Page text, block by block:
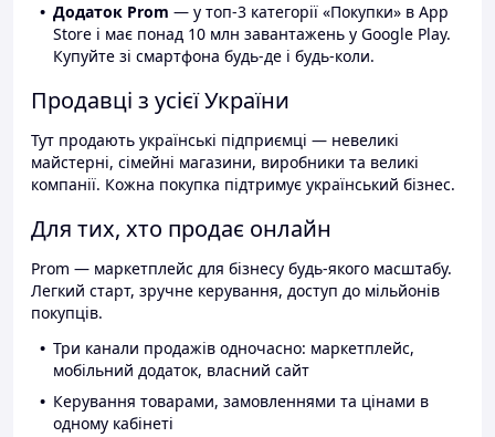
Додаток Prom — у топ-3 категорії «Покупки» в App
Store і має понад 10 млн завантажень у Google Play.
Купуйте зі смартфона будь-де і будь-коли.
Продавці з усієї України
Тут продають українські підприємці — невеликі
майстерні, сімейні магазини, виробники та великі
компанії. Кожна покупка підтримує український бізнес.
Для тих, хто продає онлайн
Prom — маркетплейс для бізнесу будь-якого масштабу.
Легкий старт, зручне керування, доступ до мільйонів
покупців.
Три канали продажів одночасно: маркетплейс,
мобільний додаток, власний сайт
Керування товарами, замовленнями та цінами в
одному кабінеті